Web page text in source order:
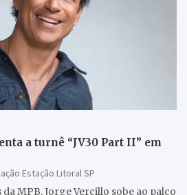
a turnê “JV30 Part II” em
Estação Litoral SP
MPB, Jorge Vercillo sobe ao palco